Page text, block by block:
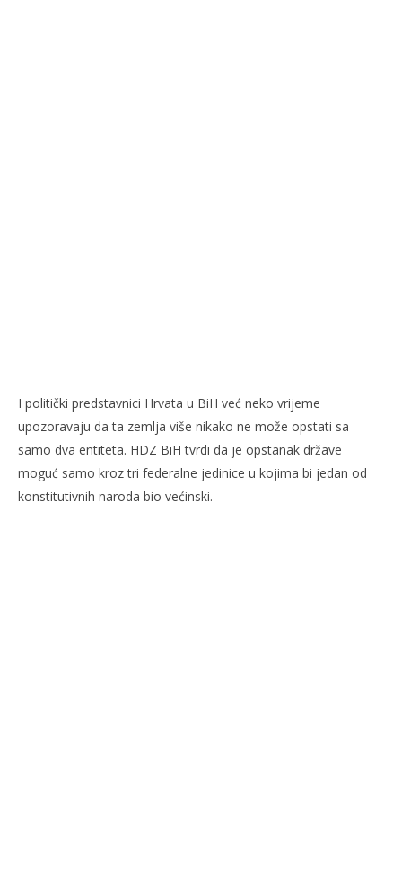
I politički predstavnici Hrvata u BiH već neko vrijeme
upozoravaju da ta zemlja više nikako ne može opstati sa
samo dva entiteta. HDZ BiH tvrdi da je opstanak države
moguć samo kroz tri federalne jedinice u kojima bi jedan od
konstitutivnih naroda bio većinski.